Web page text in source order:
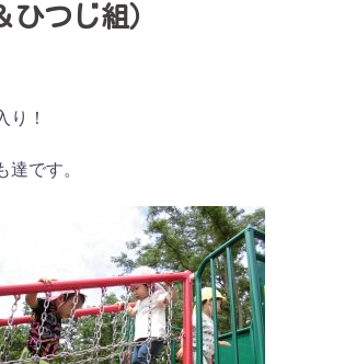
つじ組）
！
です。